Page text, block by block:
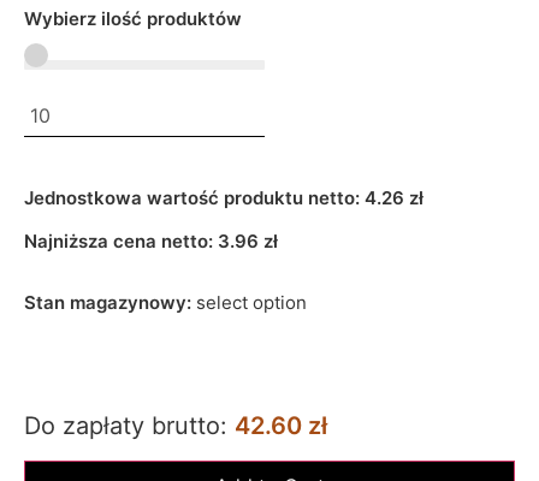
Wybierz ilość produktów
Jednostkowa wartość produktu netto: 4.26 zł
Najniższa cena netto: 3.96 zł
Stan magazynowy: select option
Do zapłaty brutto: 42.60 zł